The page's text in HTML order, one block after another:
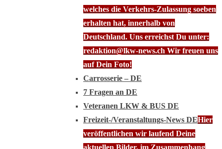
welches die Verkehrs-Zulassung soeben
erhalten hat, innerhalb von
Deutschland. Uns erreichst Du unter:
redaktion@lkw-news.ch Wir freuen uns
auf Dein Foto!
Carrosserie – DE
7 Fragen an DE
Veteranen LKW & BUS DE
Freizeit-/Veranstaltungs-News DEHier
veröffentlichen wir laufend Deine
aktuellen Bilder, im Zusammenhang